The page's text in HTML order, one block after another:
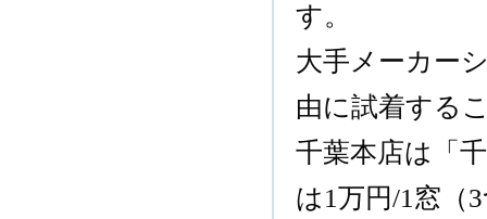
す。
大手メーカー
由に試着する
千葉本店は「
は1万円/1窓（